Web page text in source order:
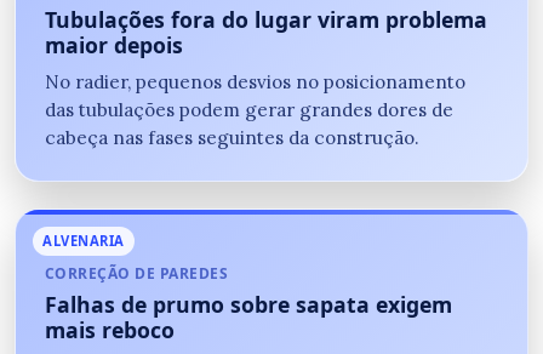
Tubulações fora do lugar viram problema
maior depois
No radier, pequenos desvios no posicionamento
das tubulações podem gerar grandes dores de
cabeça nas fases seguintes da construção.
ALVENARIA
CORREÇÃO DE PAREDES
Falhas de prumo sobre sapata exigem
mais reboco